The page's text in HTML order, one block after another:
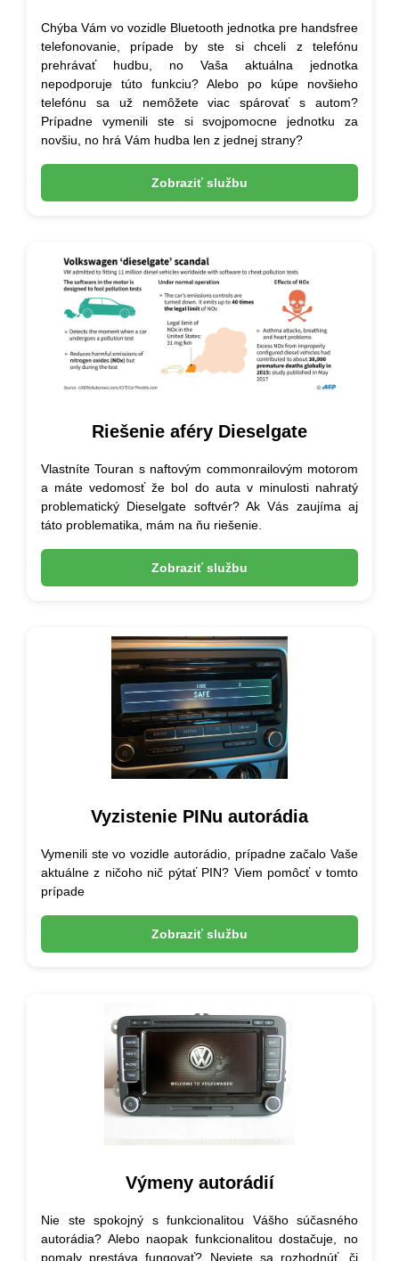
Chýba Vám vo vozidle Bluetooth jednotka pre handsfree
telefonovanie, prípade by ste si chceli z telefónu
prehrávať hudbu, no Vaša aktuálna jednotka
nepodporuje túto funkciu? Alebo po kúpe novšieho
telefónu sa už nemôžete viac spárovať s autom?
Prípadne vymenili ste si svojpomocne jednotku za
novšiu, no hrá Vám hudba len z jednej strany?
Zobraziť službu
Riešenie aféry Dieselgate
Vlastníte Touran s naftovým commonrailovým motorom
a máte vedomosť že bol do auta v minulosti nahratý
problematický Dieselgate softvér? Ak Vás zaujíma aj
táto problematika, mám na ňu riešenie.
Zobraziť službu
Vyzistenie PINu autorádia
Vymenili ste vo vozidle autorádio, prípadne začalo Vaše
aktuálne z ničoho nič pýtať PIN? Viem pomôcť v tomto
prípade
Zobraziť službu
Výmeny autorádií
Nie ste spokojný s funkcionalitou Vášho súčasného
autorádia? Alebo naopak funkcionalitou dostačuje, no
pomaly prestáva fungovať? Neviete sa rozhodnúť, či